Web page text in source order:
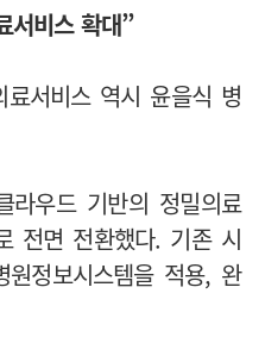
서비스 확대”
서비스 역시 윤을식 병
라우드 기반의 정밀의료
전면 전환했다. 기존 시
정보시스템을 적용, 완